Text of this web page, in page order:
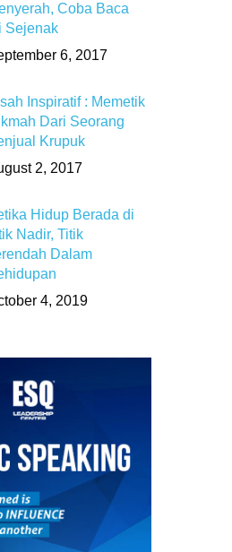
Coba Baca
Sejenak
6, 2017
Inspiratif : Memetik
Dari Seorang
Krupuk
2, 2017
Hidup Berada di
Nadir, Titik
Dalam
4, 2019